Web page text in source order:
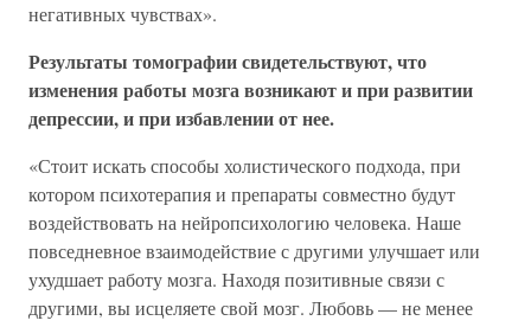
негативных чувствах».
Результаты томографии свидетельствуют, что
изменения работы мозга возникают и при развитии
депрессии, и при избавлении от нее.
«Стоит искать способы холистического подхода, при
котором психотерапия и препараты совместно будут
воздействовать на нейропсихологию человека. Наше
повседневное взаимодействие с другими улучшает или
ухудшает работу мозга. Находя позитивные связи с
другими, вы исцеляете свой мозг. Любовь — не менее